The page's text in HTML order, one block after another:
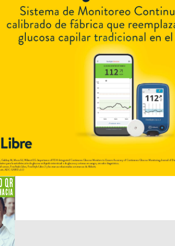
Explorar más
Otros productos conhidroxiurea
Otros productos deVarifarma